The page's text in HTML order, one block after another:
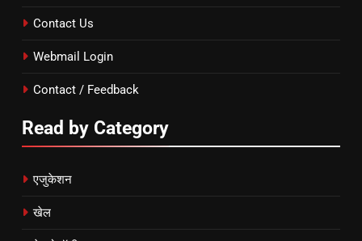
Contact Us
Webmail Login
Contact / Feedback
Read by Category
एजुकेशन
खेल